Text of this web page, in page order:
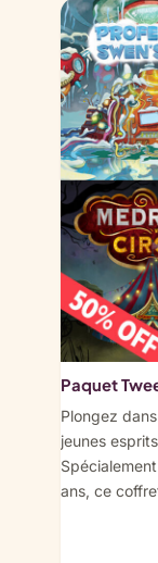
Paquet
Plongez
jeunes
ans, ce